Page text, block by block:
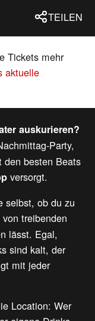
TEILEN
Tickets mehr
aktuelle
auskurieren?
Party,
den besten Beats
versorgt.
selbst, ob du zu
treibenden
lässt. Egal,
sind kalt, der
mit jeder
Location: Wer